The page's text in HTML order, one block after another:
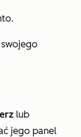
swojego
lub
jego panel